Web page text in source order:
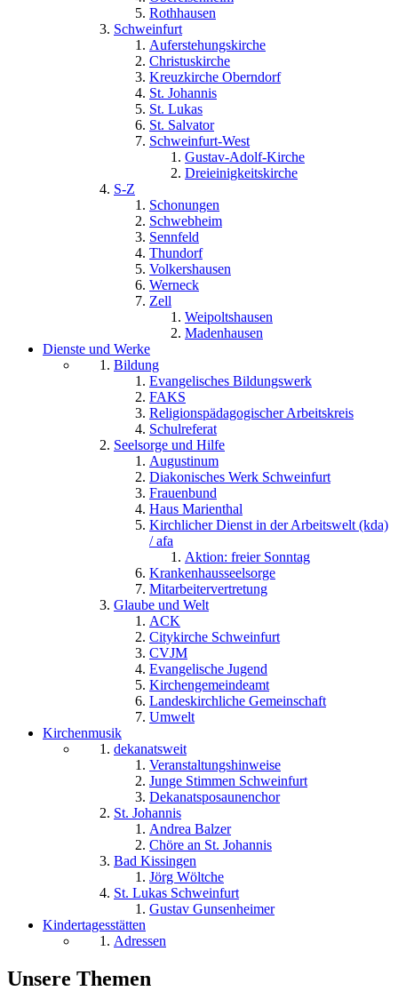
Rothhausen
Schweinfurt
Auferstehungskirche
Christuskirche
Kreuzkirche Oberndorf
St. Johannis
St. Lukas
St. Salvator
Schweinfurt-West
Gustav-Adolf-Kirche
Dreieinigkeitskirche
S-Z
Schonungen
Schwebheim
Sennfeld
Thundorf
Volkershausen
Werneck
Zell
Weipoltshausen
Madenhausen
Dienste und Werke
Bildung
Evangelisches Bildungswerk
FAKS
Religionspädagogischer Arbeitskreis
Schulreferat
Seelsorge und Hilfe
Augustinum
Diakonisches Werk Schweinfurt
Frauenbund
Haus Marienthal
Kirchlicher Dienst in der Arbeitswelt (kda)
/ afa
Aktion: freier Sonntag
Krankenhausseelsorge
Mitarbeitervertretung
Glaube und Welt
ACK
Citykirche Schweinfurt
CVJM
Evangelische Jugend
Kirchengemeindeamt
Landeskirchliche Gemeinschaft
Umwelt
Kirchenmusik
dekanatsweit
Veranstaltungshinweise
Junge Stimmen Schweinfurt
Dekanatsposaunenchor
St. Johannis
Andrea Balzer
Chöre an St. Johannis
Bad Kissingen
Jörg Wöltche
St. Lukas Schweinfurt
Gustav Gunsenheimer
Kindertagesstätten
Adressen
Unsere Themen